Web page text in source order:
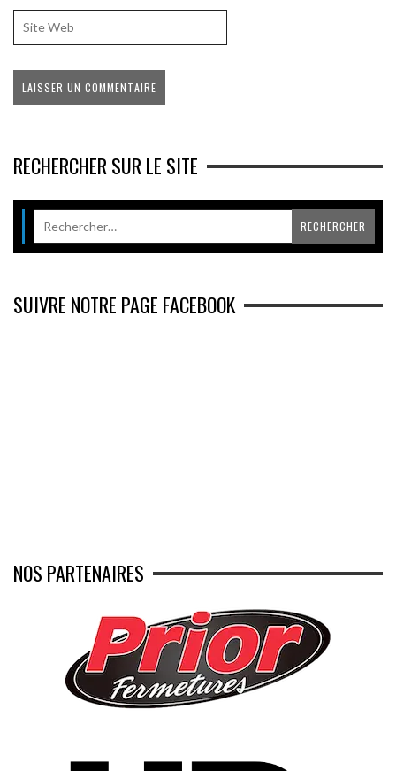
RECHERCHER SUR LE SITE
SUIVRE NOTRE PAGE FACEBOOK
NOS PARTENAIRES